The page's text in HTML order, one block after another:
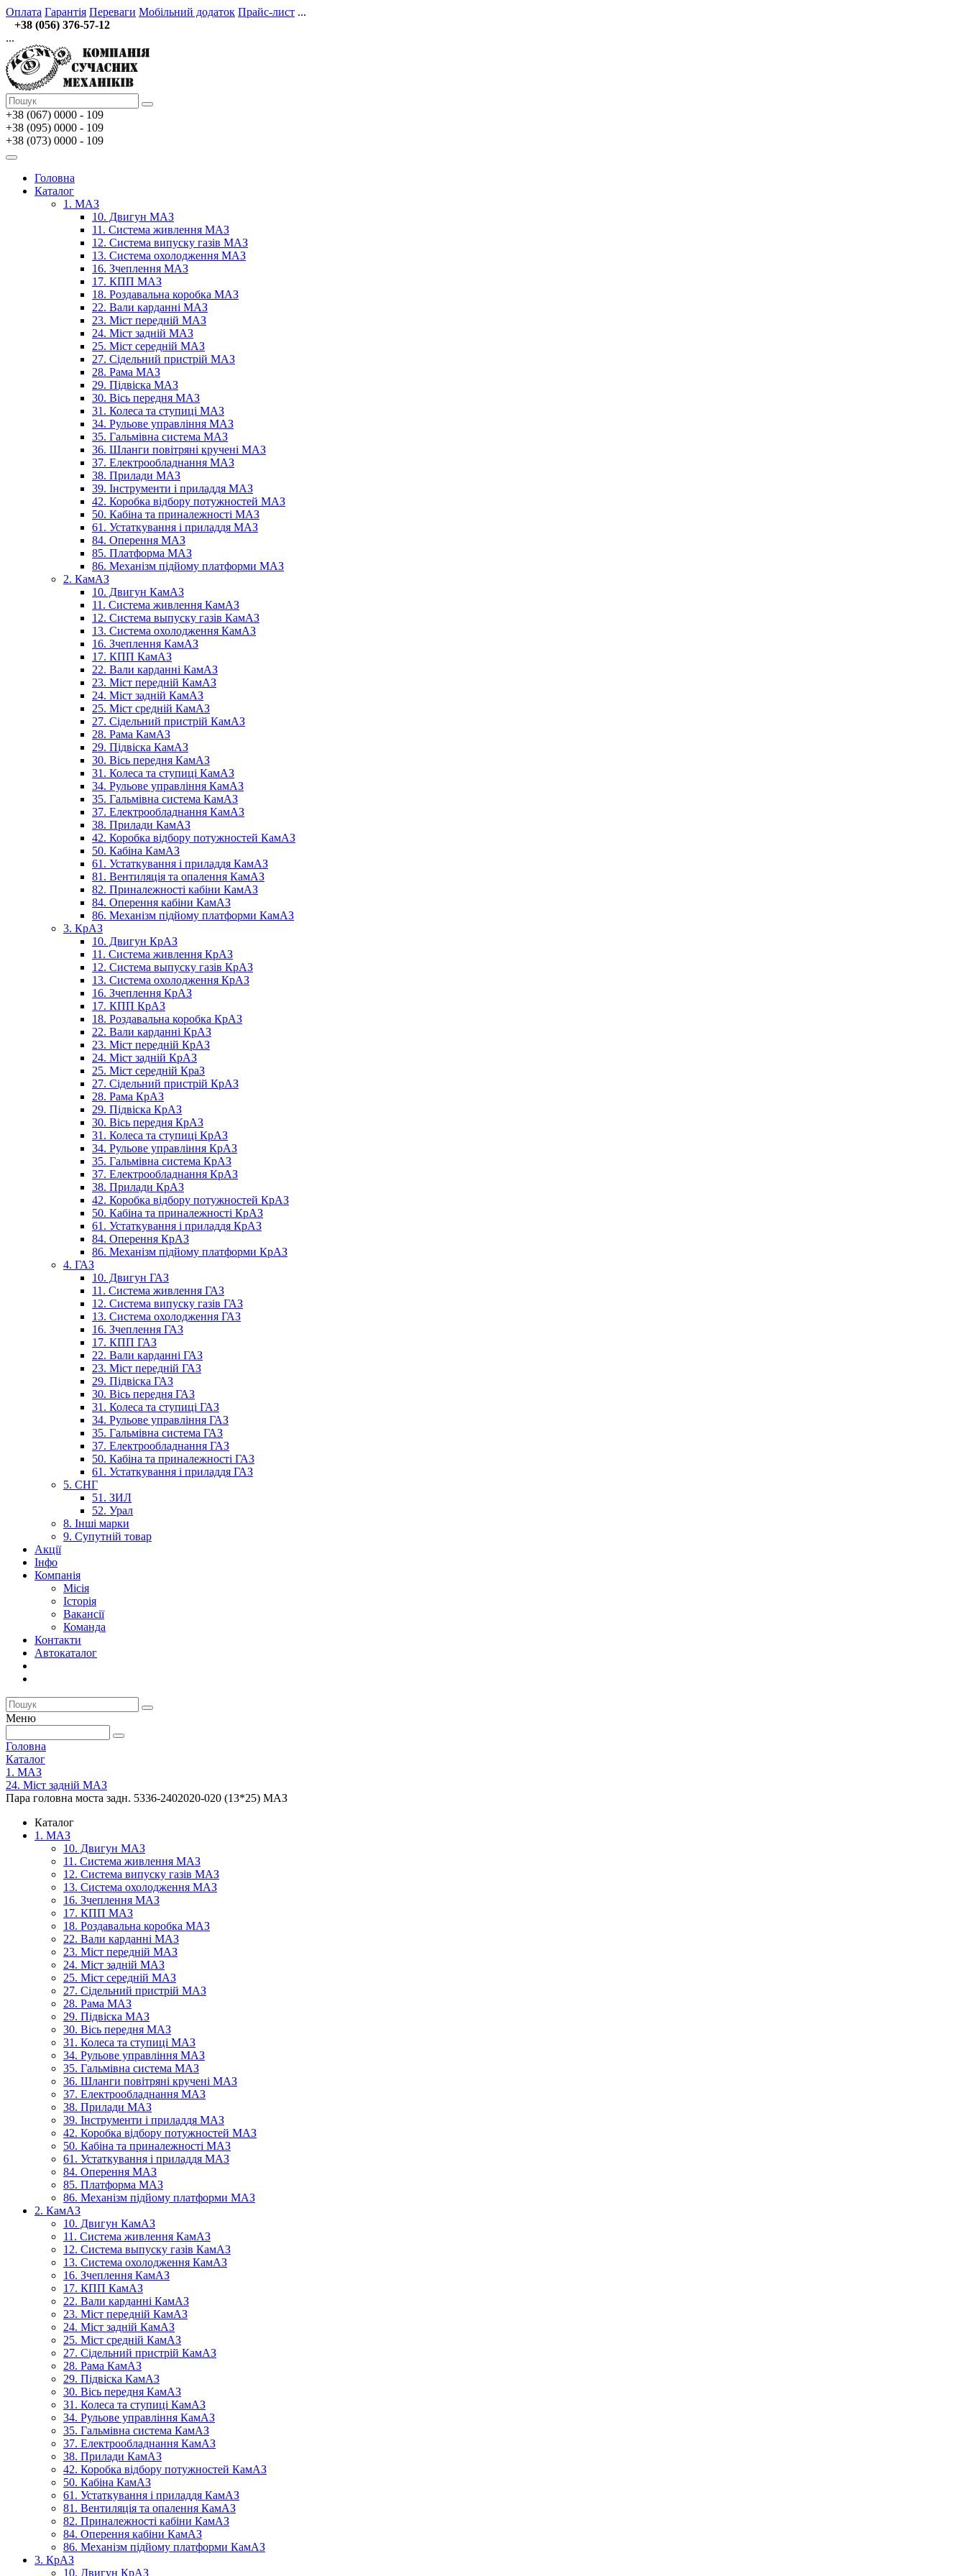
Оплата Гарантія Переваги Мобільний додаток Прайс-лист ...
+38 (056) 376-57-12
...
+38 (067) 0000 - 109
+38 (095) 0000 - 109
+38 (073) 0000 - 109
Головна
Каталог
1. МАЗ
10. Двигун МАЗ
11. Система живлення МАЗ
12. Система випуску газів МАЗ
13. Система охолодження МАЗ
16. Зчеплення МАЗ
17. КПП МАЗ
18. Роздавальна коробка МАЗ
22. Вали карданні МАЗ
23. Міст передній МАЗ
24. Міст задній МАЗ
25. Міст середній МАЗ
27. Сідельний пристрій МАЗ
28. Рама МАЗ
29. Підвіска МАЗ
30. Вісь передня МАЗ
31. Колеса та ступиці МАЗ
34. Рульове управління МАЗ
35. Гальмівна система МАЗ
36. Шланги повітряні кручені МАЗ
37. Електрообладнання МАЗ
38. Прилади МАЗ
39. Інструменти і приладдя МАЗ
42. Коробка відбору потужностей МАЗ
50. Кабіна та приналежності МАЗ
61. Устаткування і приладдя МАЗ
84. Оперення МАЗ
85. Платформа МАЗ
86. Механізм підйому платформи МАЗ
2. КамАЗ
10. Двигун КамАЗ
11. Система живлення КамАЗ
12. Система выпуску газів КамАЗ
13. Система охолодження КамАЗ
16. Зчеплення КамАЗ
17. КПП КамАЗ
22. Вали карданні КамАЗ
23. Міст передній КамАЗ
24. Міст задній КамАЗ
25. Міст средній КамАЗ
27. Сідельний пристрій КамАЗ
28. Рама КамАЗ
29. Підвіска КамАЗ
30. Вісь передня КамАЗ
31. Колеса та ступиці КамАЗ
34. Рульове управління КамАЗ
35. Гальмівна система КамАЗ
37. Електрообладнання КамАЗ
38. Прилади КамАЗ
42. Коробка відбору потужностей КамАЗ
50. Кабіна КамАЗ
61. Устаткування і приладдя КамАЗ
81. Вентиляція та опалення КамАЗ
82. Приналежності кабіни КамАЗ
84. Оперення кабіни КамАЗ
86. Механізм підйому платформи КамАЗ
3. КрАЗ
10. Двигун КрАЗ
11. Система живлення КрАЗ
12. Система выпуску газів КрАЗ
13. Система охолодження КрАЗ
16. Зчеплення КрАЗ
17. КПП КрАЗ
18. Роздавальна коробка КрАЗ
22. Вали карданні КрАЗ
23. Міст передній КрАЗ
24. Міст задній КрАЗ
25. Міст середній КраЗ
27. Сідельний пристрій КрАЗ
28. Рама КрАЗ
29. Підвіска КрАЗ
30. Вісь передня КрАЗ
31. Колеса та ступиці КрАЗ
34. Рульове управління КрАЗ
35. Гальмівна система КрАЗ
37. Електрообладнання КрАЗ
38. Прилади КрАЗ
42. Коробка відбору потужностей КрАЗ
50. Кабіна та приналежності КрАЗ
61. Устаткування і приладдя КрАЗ
84. Оперення КрАЗ
86. Механізм підйому платформи КрАЗ
4. ГАЗ
10. Двигун ГАЗ
11. Система живлення ГАЗ
12. Система випуску газів ГАЗ
13. Система охолодження ГАЗ
16. Зчеплення ГАЗ
17. КПП ГАЗ
22. Вали карданні ГАЗ
23. Міст передній ГАЗ
29. Підвіска ГАЗ
30. Вісь передня ГАЗ
31. Колеса та ступиці ГАЗ
34. Рульове управління ГАЗ
35. Гальмівна система ГАЗ
37. Електрообладнання ГАЗ
50. Кабіна та приналежності ГАЗ
61. Устаткування і приладдя ГАЗ
5. СНГ
51. ЗИЛ
52. Урал
8. Інші марки
9. Супутній товар
Акції
Інфо
Компанія
Місія
Історія
Вакансії
Команда
Контакти
Автокаталог
Меню
Головна
Каталог
1. МАЗ
24. Міст задній МАЗ
Пара головна моста задн. 5336-2402020-020 (13*25) МАЗ
Каталог
1. МАЗ
10. Двигун МАЗ
11. Система живлення МАЗ
12. Система випуску газів МАЗ
13. Система охолодження МАЗ
16. Зчеплення МАЗ
17. КПП МАЗ
18. Роздавальна коробка МАЗ
22. Вали карданні МАЗ
23. Міст передній МАЗ
24. Міст задній МАЗ
25. Міст середній МАЗ
27. Сідельний пристрій МАЗ
28. Рама МАЗ
29. Підвіска МАЗ
30. Вісь передня МАЗ
31. Колеса та ступиці МАЗ
34. Рульове управління МАЗ
35. Гальмівна система МАЗ
36. Шланги повітряні кручені МАЗ
37. Електрообладнання МАЗ
38. Прилади МАЗ
39. Інструменти і приладдя МАЗ
42. Коробка відбору потужностей МАЗ
50. Кабіна та приналежності МАЗ
61. Устаткування і приладдя МАЗ
84. Оперення МАЗ
85. Платформа МАЗ
86. Механізм підйому платформи МАЗ
2. КамАЗ
10. Двигун КамАЗ
11. Система живлення КамАЗ
12. Система выпуску газів КамАЗ
13. Система охолодження КамАЗ
16. Зчеплення КамАЗ
17. КПП КамАЗ
22. Вали карданні КамАЗ
23. Міст передній КамАЗ
24. Міст задній КамАЗ
25. Міст средній КамАЗ
27. Сідельний пристрій КамАЗ
28. Рама КамАЗ
29. Підвіска КамАЗ
30. Вісь передня КамАЗ
31. Колеса та ступиці КамАЗ
34. Рульове управління КамАЗ
35. Гальмівна система КамАЗ
37. Електрообладнання КамАЗ
38. Прилади КамАЗ
42. Коробка відбору потужностей КамАЗ
50. Кабіна КамАЗ
61. Устаткування і приладдя КамАЗ
81. Вентиляція та опалення КамАЗ
82. Приналежності кабіни КамАЗ
84. Оперення кабіни КамАЗ
86. Механізм підйому платформи КамАЗ
3. КрАЗ
10. Двигун КрАЗ